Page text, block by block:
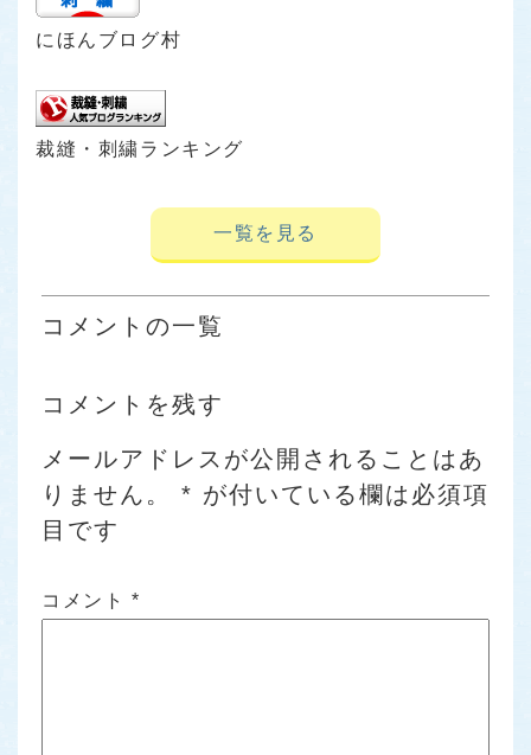
にほんブログ村
裁縫・刺繍ランキング
一覧を見る
コメントの一覧
コメントを残す
メールアドレスが公開されることはあ
りません。
* が付いている欄は必須項
目です
コメント *